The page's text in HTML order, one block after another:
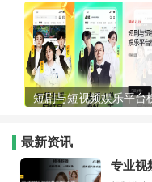
短剧与短视频娱乐平台
最新资讯
专业视